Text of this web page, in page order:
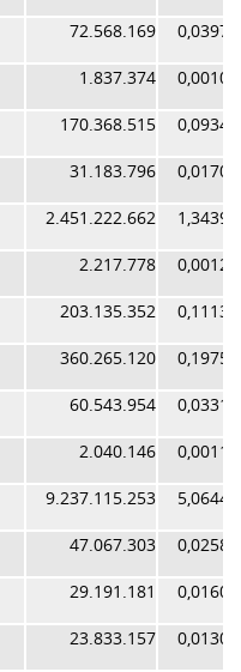
72.568.169
1.837.374
170.368.515
31.183.796
2.451.222.662
2.217.778
203.135.352
360.265.120
60.543.954
2.040.146
9.237.115.253
47.067.303
29.191.181
23.833.157